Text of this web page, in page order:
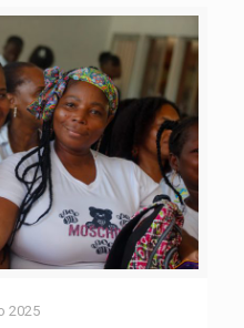
2025